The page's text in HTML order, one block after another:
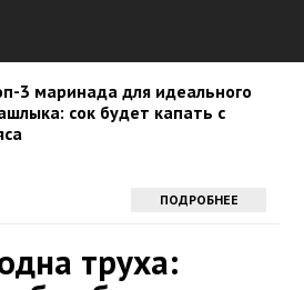
3 маринада для идеального
сок будет капать с
ПОДРОБНЕЕ
труха: